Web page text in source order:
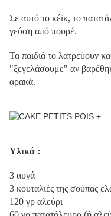
Σε αυτό το κέϊκ, το
γεύση από πουρέ.
Τα παιδιά το λατρεύουν
"ξεγελάσουμε" αν
αρακά.
Υλικά :
3 αυγά
3 κουταλιές της σούπας
120 γρ αλεύρι